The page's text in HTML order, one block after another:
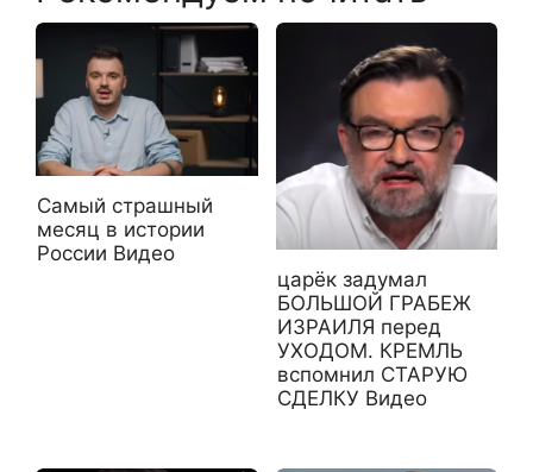
Самый страшный
месяц в истории
России Видео
царёк задумал
БОЛЬШОЙ ГРАБЕЖ
ИЗРАИЛЯ перед
УХОДОМ. КРЕМЛЬ
вспомнил СТАРУЮ
СДЕЛКУ Видео